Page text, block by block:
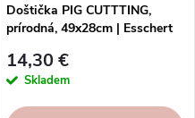
Doštička PIG CUTTTING,
prírodná, 49x28cm | Esschert
14,30 €
Skladem